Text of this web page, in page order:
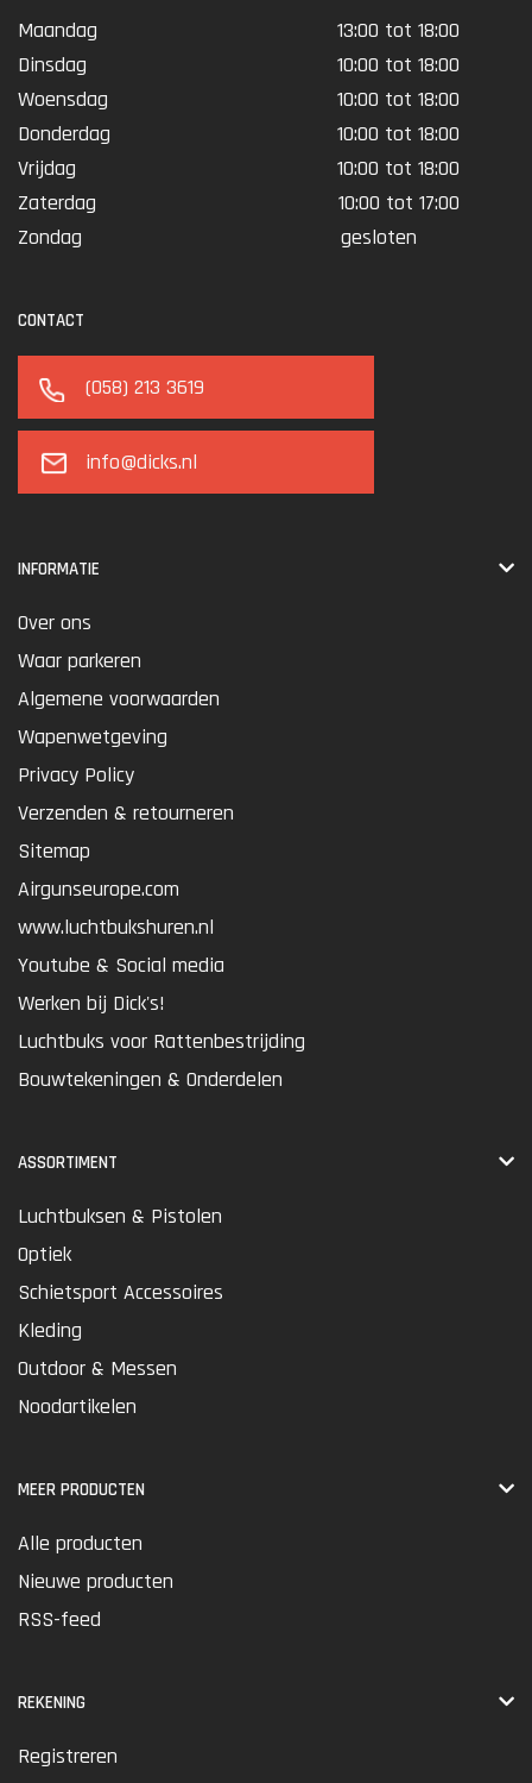
Maandag
13:00 tot 18:00
Dinsdag
10:00 tot 18:00
Woensdag
10:00 tot 18:00
Donderdag
10:00 tot 18:00
Vrijdag
10:00 tot 18:00
Zaterdag
10:00 tot 17:00
Zondag
gesloten
CONTACT
(058) 213 3619
info@dicks.nl
INFORMATIE
Over ons
Waar parkeren
Algemene voorwaarden
Wapenwetgeving
Privacy Policy
Verzenden & retourneren
Sitemap
Airgunseurope.com
www.luchtbukshuren.nl
Youtube & Social media
Werken bij Dick's!
Luchtbuks voor Rattenbestrijding
Bouwtekeningen & Onderdelen
ASSORTIMENT
Luchtbuksen & Pistolen
Optiek
Schietsport Accessoires
Kleding
Outdoor & Messen
Noodartikelen
MEER PRODUCTEN
Alle producten
Nieuwe producten
RSS-feed
REKENING
Registreren